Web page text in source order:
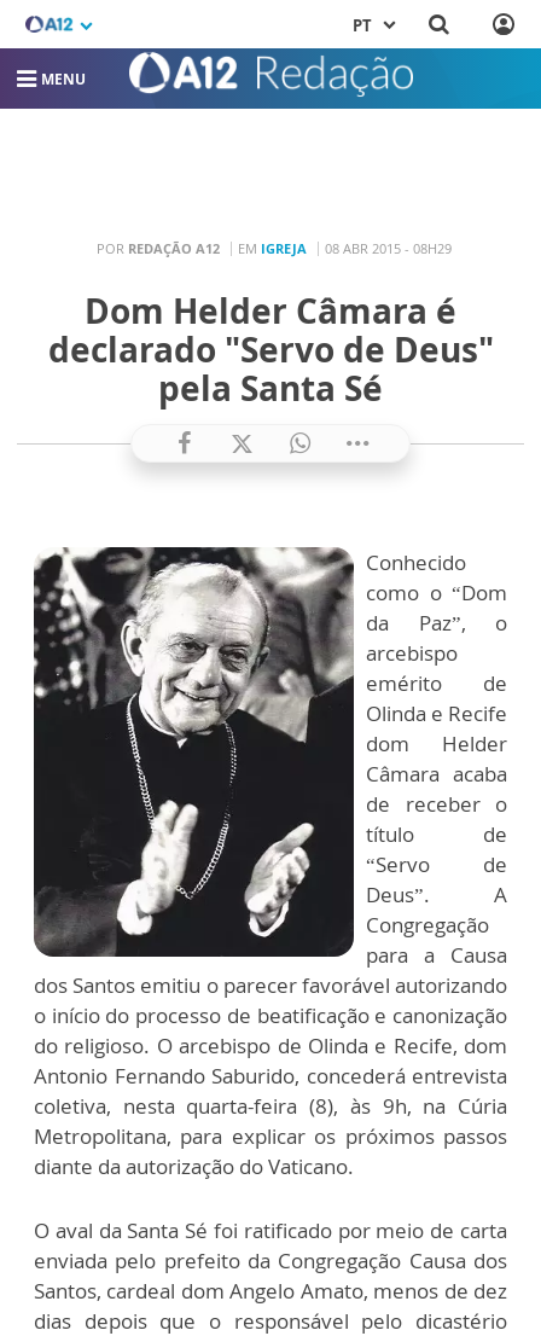
PT
MENU
POR REDAÇÃO A12 EM IGREJA 08 ABR 2015 - 08H29
Dom Helder Câmara é
declarado "Servo de Deus"
pela Santa Sé
Conhecido
como o “Dom
da Paz”, o
arcebispo
emérito de
Olinda e Recife
dom Helder
Câmara acaba
de receber o
título de
“Servo de
Deus”. A
Congregação
para a Causa
dos Santos emitiu o parecer favorável autorizando
o início do processo de beatificação e canonização
do religioso. O arcebispo de Olinda e Recife, dom
Antonio Fernando Saburido, concederá entrevista
coletiva, nesta quarta-feira (8), às 9h, na Cúria
Metropolitana, para explicar os próximos passos
diante da autorização do Vaticano.
O aval da Santa Sé foi ratificado por meio de carta
enviada pelo prefeito da Congregação Causa dos
Santos, cardeal dom Angelo Amato, menos de dez
dias depois que o responsável pelo dicastério